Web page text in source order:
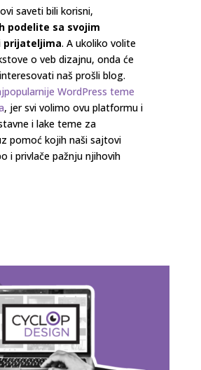
saveti bili korisni,
podelite sa svojim
prijateljima. A ukoliko volite
o veb dizajnu, onda će
naš prošli blog.
WordPress teme
, jer svi volimo ovu platformu i
i lake teme za
pomoć kojih naši sajtovi
i privlače pažnju njihovih